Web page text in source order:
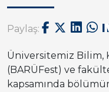
Paylaş:
Üniversitemiz Bilim,
(BARÜFest) ve
kapsamında